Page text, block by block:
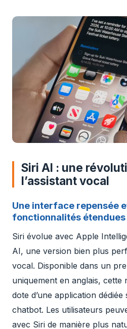
Siri AI : une
l’assistant vocal
Une interface repensée
fonctionnalités étendues
Siri évolue avec Apple
AI, une version bien plus
vocal. Disponible dans un
uniquement en anglais, cette
dote d’une application
chatbot. Les utilisateurs
avec Siri de manière plus